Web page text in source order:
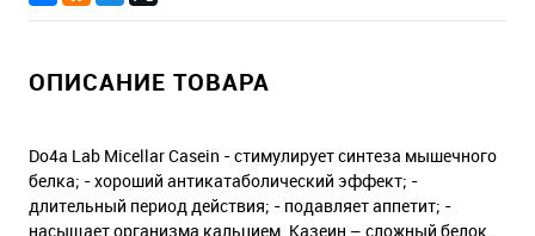
ОПИСАНИЕ ТОВАРА
Do4a Lab Micellar Casein - стимулирует синтеза мышечного
белка; - хороший антикатаболический эффект; -
длительный период действия; - подавляет аппетит; -
насыщает организма кальцием. Казеин – сложный белок,